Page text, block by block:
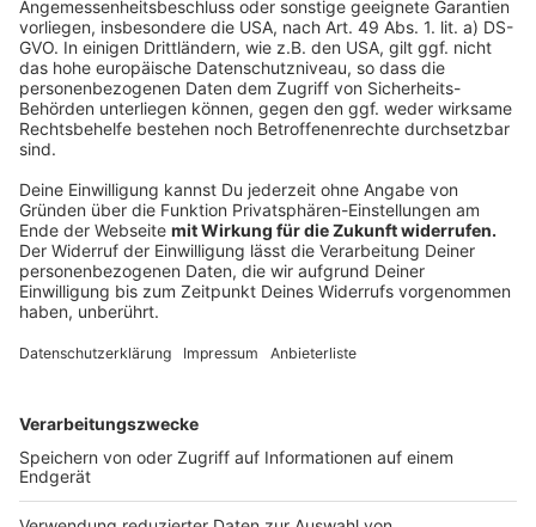
Eltern fordern Lösungen
Anzeige
Präsentunterricht vorbei. Sie fordern einen täglichen
Präsenzunterricht in allen Klassen. Es müsse dafür
zwar umgedacht werden - der Corona-konforme
Präsenzunterricht sei aber möglich. Dafür müsste der
Unterricht auf die Vor- und Nachmittag verteilt
ein Konzept für das digitale Lernen, da wird noch zu